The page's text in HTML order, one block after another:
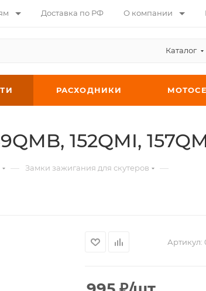
Доставка по РФ О компании
Каталог
РАСХОДНИКИ
152QMI,
— Замки зажигания для скутеров —
Артикул: